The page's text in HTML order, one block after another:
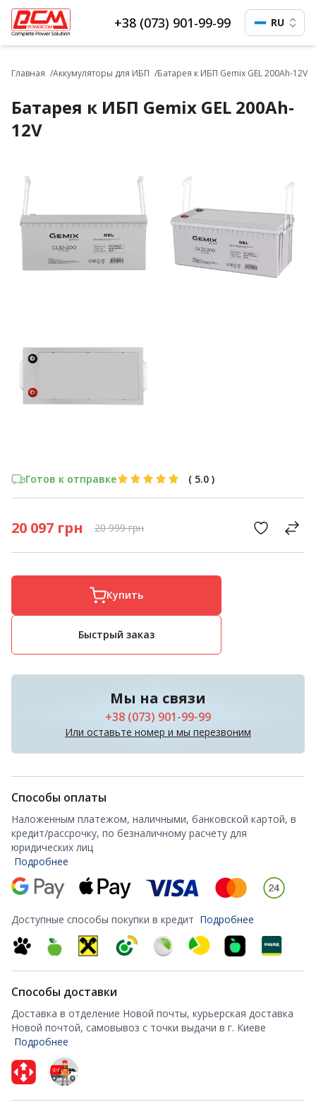
+38 (073) 901-99-99 RU
Главная Аккумуляторы для ИБП Батарея к ИБП Gemix GEL 200Ah-12V
Батарея к ИБП Gemix GEL 200Ah-
12V
Готов к отправке ( 5.0 )
20 097 грн 20 999грн
Купить
Быстрый заказ
Мы на связи
+38 (073) 901-99-99
Или оставьте номер и мы перезвоним
Способы оплаты
Наложенным платежом, наличными, банковской картой, в
кредит/рассрочку, по безналичному расчету для
юридических лиц
Подробнее
Доступные способы покупки в кредит Подробнее
Способы доставки
Доставка в отделение Новой почты, курьерская доставка
Новой почтой, самовывоз с точки выдачи в г. Киеве
Подробнее